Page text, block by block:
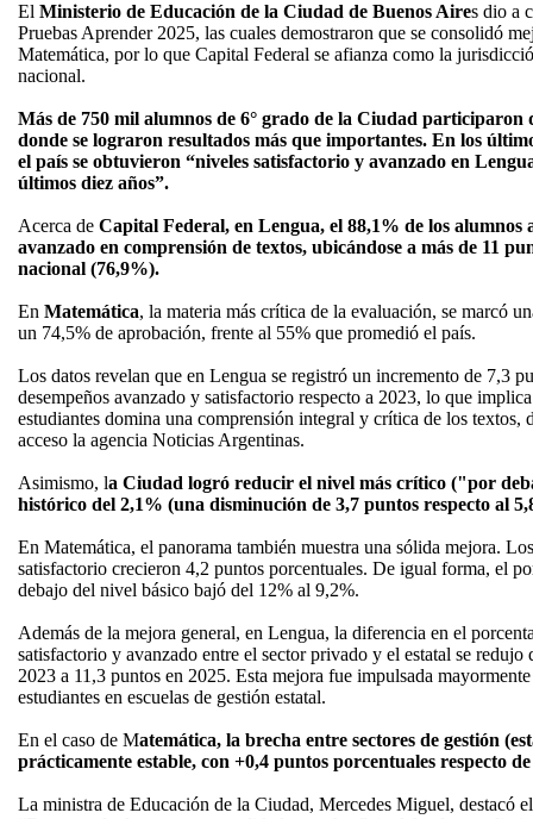
El Ministerio de Educación de la Ciudad de Buenos Aires dio a
Pruebas Aprender 2025, las cuales demostraron que se consolidó
Matemática, por lo que Capital Federal se afianza como la
nacional.
Más de 750 mil alumnos de 6° grado de la Ciudad participaron
donde se lograron resultados más que importantes. En los
el país se obtuvieron “niveles satisfactorio y avanzado en
últimos diez años”.
Acerca de Capital Federal, en Lengua, el 88,1% de los alumnos
avanzado en comprensión de textos, ubicándose a más de 11
nacional (76,9%).
En Matemática, la materia más crítica de la evaluación, se marcó
un 74,5% de aprobación, frente al 55% que promedió el país.
Los datos revelan que en Lengua se registró un incremento de 7,3
desempeños avanzado y satisfactorio respecto a 2023, lo que
estudiantes domina una comprensión integral y crítica de los textos,
acceso la agencia Noticias Argentinas.
Asimismo, la Ciudad logró reducir el nivel más crítico ("por
histórico del 2,1% (una disminución de 3,7 puntos respecto al
En Matemática, el panorama también muestra una sólida mejora.
satisfactorio crecieron 4,2 puntos porcentuales. De igual forma, el
debajo del nivel básico bajó del 12% al 9,2%.
Además de la mejora general, en Lengua, la diferencia en el
satisfactorio y avanzado entre el sector privado y el estatal se redujo
2023 a 11,3 puntos en 2025. Esta mejora fue impulsada
estudiantes en escuelas de gestión estatal.
En el caso de Matemática, la brecha entre sectores de gestión
prácticamente estable, con +0,4 puntos porcentuales respecto
La ministra de Educación de la Ciudad, Mercedes Miguel, destacó